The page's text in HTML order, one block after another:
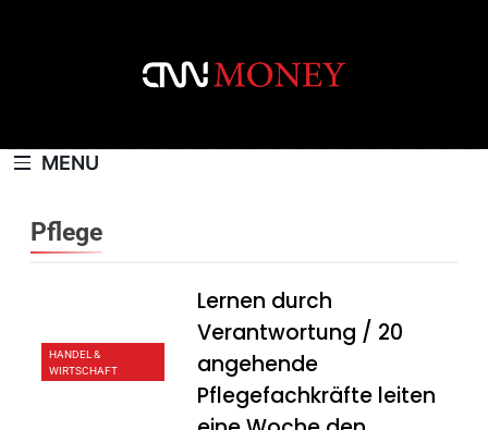
MENU
Pflege
HANDEL &
WIRTSCHAFT
Lernen durch
Verantwortung / 20
angehende
Pflegefachkräfte leiten